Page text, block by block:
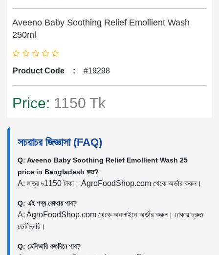
Aveeno Baby Soothing Relief Emollient Wash
250ml
Product Code : #19298
Price: 1150 Tk
সচরাচর জিজ্ঞাসা (FAQ)
Q: Aveeno Baby Soothing Relief Emollient Wash 25
price in Bangladesh কত?
A: মাত্র ৳1150 টাকা। AgroFoodShop.com থেকে অর্ডার করুন।
Q: এই পণ্য কোথায় পাব?
A: AgroFoodShop.com থেকে অনলাইনে অর্ডার করুন। ঢাকায় দ্রুত
ডেলিভারি।
Q: ডেলিভারি কতদিনে পাব?